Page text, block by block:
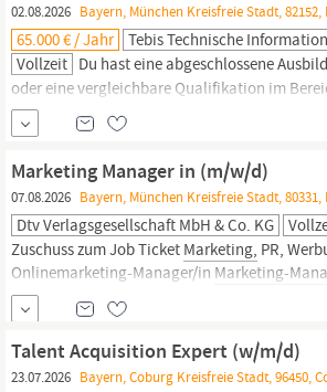
02.08.2026 Bayern, München Kreisfreie Stadt, 82152,
65.000 € / Jahr
Tebis Technische
Vollzeit Du hast eine abgeschlossene
oder eine vergleichbare Qualifikation im
Kommunikation,
ähnlichen Umfeld Du bringst Erfahrung in
Content-Erstellung,
Medienproduktion...
Marketing Manager in (m/w/d)
07.08.2026 Bayern, München Kreisfreie Stadt, 80331,
Dtv Verlagsgesellschaft MbH & Co. KG
Zuschuss zum Job Ticket Marketing, PR,
Onlinemarketing-Manager/in Marketing-
Marketing-Kommunikation,
Wirtschaftswissenschaften Langjährige (> 7
(Hochschule) Deutsch
Marketing Manager in
uns über...
Talent Acquisition Expert (w/m/d)
23.07.2026 Bayern, Coburg Kreisfreie Stadt, 96450,